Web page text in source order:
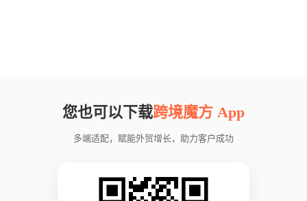
您也可以下载跨境魔方 App
多端适配，赋能外贸增长，助力客户成功